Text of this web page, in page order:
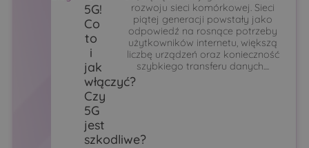
5G!
Co
to
i
jak
włączyć?
Czy
5G
jest
szkodliwe?
rozwoju sieci komórkowej. Sieci
piątej generacji powstały jako
odpowiedź na rosnące potrzeby
użytkowników internetu, większą
liczbę urządzeń oraz konieczność
szybkiego transferu danych....